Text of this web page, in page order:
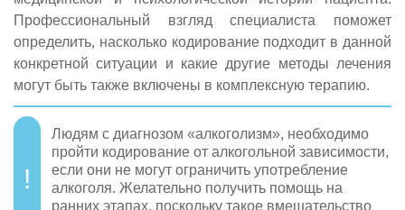
Профессиональный взгляд специалиста поможет
определить, насколько кодирование подходит в данной
конкретной ситуации и какие другие методы лечения
могут быть также включены в комплексную терапию.
Людям с диагнозом «алкоголизм», необходимо
пройти кодирование от алкогольной зависимости,
если они не могут ограничить употребление
алкоголя. Желательно получить помощь на
ранних этапах, поскольку такое вмешательство